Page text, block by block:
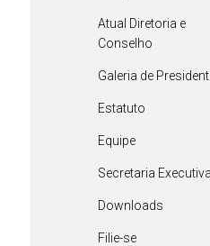
Atual Diretoria e
Conselho
Galeria de
Estatuto
Equipe
Secretaria Executiva
Downloads
Filie-se